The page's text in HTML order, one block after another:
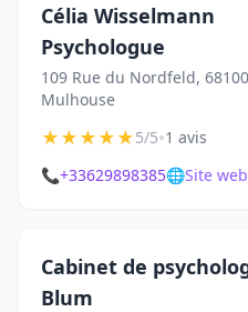
Célia Wisselmann
Psychologue
109 Rue du Nordfeld, 68100
Mulhouse
★★★★★5/5•1 avis
📞+33629898385🌐Site web
Cabinet de
Blum